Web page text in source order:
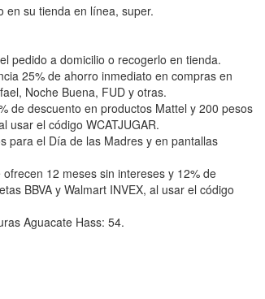
en su tienda en línea, super.
pedido a domicilio o recogerlo en tienda.
25% de ahorro inmediato en compras en
Noche Buena, FUD y otras.
de descuento en productos Mattel y 200 pesos
usar el código WCATJUGAR.
para el Día de las Madres y en pantallas
12 meses sin intereses y 12% de
BBVA y Walmart INVEX, al usar el código
Aguacate Hass: 54.